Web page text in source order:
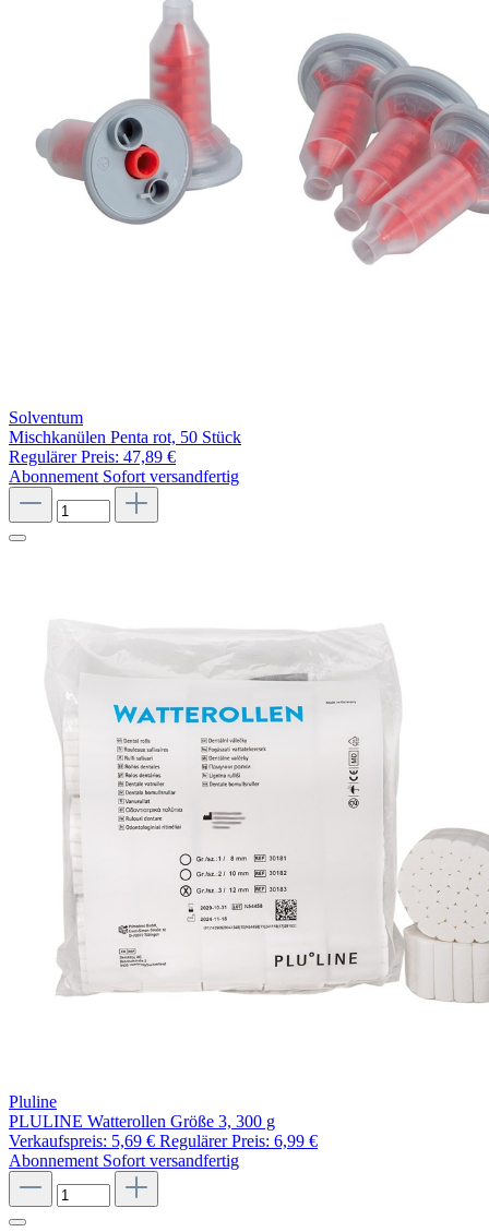
Solventum
Mischkanülen Penta rot, 50 Stück
Regulärer Preis: 47,89 €
Abonnement Sofort versandfertig
Pluline
PLULINE Watterollen Größe 3, 300 g
Verkaufspreis: 5,69 € Regulärer Preis: 6,99 €
Abonnement Sofort versandfertig